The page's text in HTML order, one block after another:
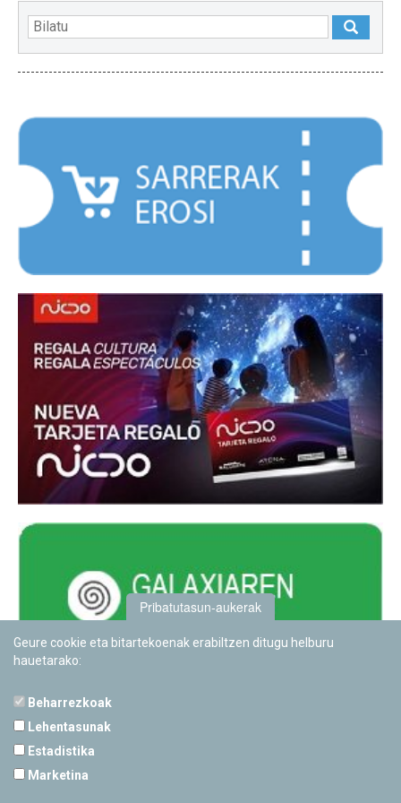
Pribatutasun-aukerak
Geure cookie eta bitartekoenak erabiltzen ditugu helburu
hauetarako:
Beharrezkoak
Lehentasunak
Estadistika
Marketina